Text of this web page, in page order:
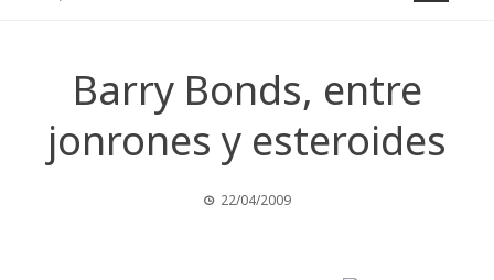
Barry Bonds, entre
jonrones y esteroides
22/04/2009